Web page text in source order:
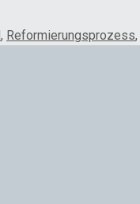
, Reformierungsprozess,